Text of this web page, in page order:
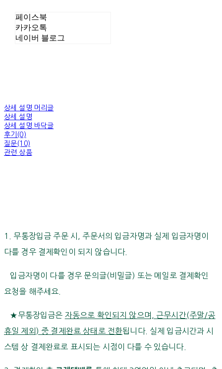
페이스북
카카오톡
네이버 블로그
상세 설명 머리글
상세 설명
상세 설명 바닥글
후기(0)
질문(10)
관련 상품
1. 무통장입금 주문 시, 주문서의 입금자명과 실제 입금자명이
다를 경우 결제확인이 되지 않습니다.
입금자명이 다를 경우 문의글(비밀글) 또는 메일로 결제확인
요청을 해주세요.
★무통장입금은 자동으로 확인되지 않으며, 근무시간(주말/공
휴일 제외) 중 결제완료 상태로 전환됩니다. 실제 입금시간과 시
스템 상 결제완료로 표시되는 시점이 다를 수 있습니다.